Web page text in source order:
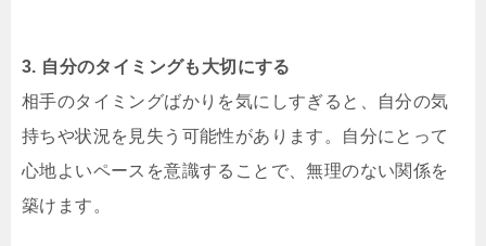
3. 自分のタイミングも大切にする
相手のタイミングばかりを気にしすぎると、自分の気
持ちや状況を見失う可能性があります。自分にとって
心地よいペースを意識することで、無理のない関係を
築けます。